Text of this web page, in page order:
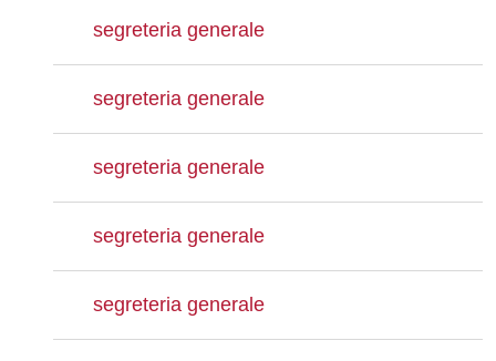
segreteria generale
segreteria generale
segreteria generale
segreteria generale
segreteria generale